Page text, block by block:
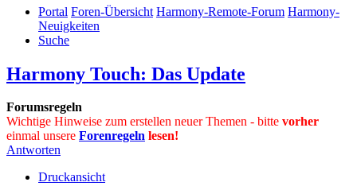
Portal Foren-Übersicht Harmony-Remote-Forum Harmony-
Neuigkeiten
Suche
Harmony Touch: Das Update
Forumsregeln
Wichtige Hinweise zum erstellen neuer Themen - bitte vorher
einmal unsere Forenregeln lesen!
Antworten
Druckansicht